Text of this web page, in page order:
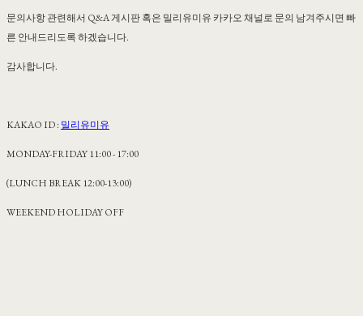
문의사항 관련해서 Q&A 게시판 혹은 밀리유미유 카카오 채널로 문의 남겨주시면 빠
른 안내드리도록 하겠습니다.
감사합니다.
KAKAO ID : 밀리유미유
MONDAY-FRIDAY 11:00 - 17:00
(LUNCH BREAK 12:00-13:00)
WEEKEND HOLIDAY OFF